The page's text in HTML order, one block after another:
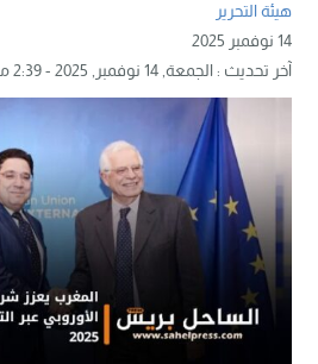
هيئة التحرير
14 نوفمبر 2025
آخر تحديث :الجمعة, 14 نوفمبر, 2025 - 2:39 مساءً